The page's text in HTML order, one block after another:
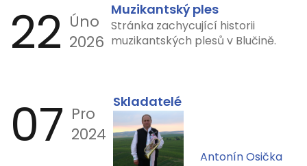
22 Úno
2026
Muzikantský ples
Stránka zachycující historii
muzikantských plesů v Blučině.
07 Pro
2024
Skladatelé
Antonín Osička